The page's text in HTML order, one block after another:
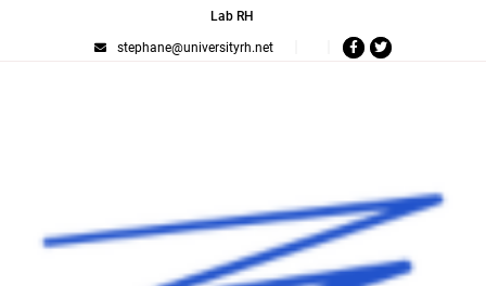
Lab RH
stephane@universityrh.net